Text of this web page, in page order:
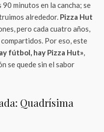
minutos en la cancha; se
alrededor. Pizza Hut
pero cada cuatro años,
Por eso, este
fútbol, hay Pizza Hut»,
se quede sin el sabor
Quadrísima